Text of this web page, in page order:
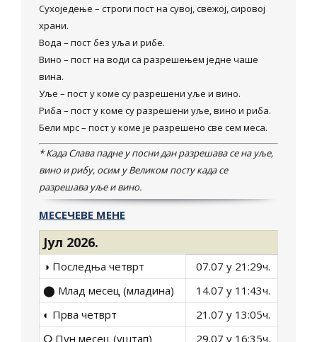
Сухоједење – строги пост на сувој, свежој, сировој
храни.
Вода – пост без уља и рибе.
Вино – пост на води са разрешењем једне чаше
вина.
Уље – пост у коме су разрешени уље и вино.
Риба – пост у коме су разрешени уље, вино и риба.
Бели мрс – пост у коме је разрешено све сем меса.
* Када Слава падне у посни дан разрешава се на уље,
вино и рибу, осим у Великом посту када се
разрешава уље и вино.
МЕСЕЧЕВЕ МЕНЕ
Jул 2026.
◑ Последња четврт
07.07 у 21:29ч.
⬤ Млад месец (младина)
14.07 у 11:43ч.
◐ Прва четврт
21.07 у 13:05ч.
ⵔ Пун месец (уштап)
29.07 у 16:35ч.